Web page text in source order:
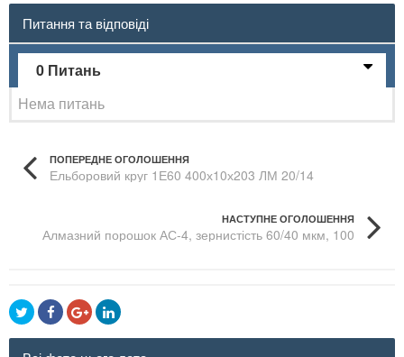
Питання та відповіді
0 Питань
Нема питань
ПОПЕРЕДНЕ ОГОЛОШЕННЯ
Ельборовий круг 1Е60 400х10х203 ЛМ 20/14
НАСТУПНЕ ОГОЛОШЕННЯ
Алмазний порошок АС-4, зернистість 60/40 мкм, 100